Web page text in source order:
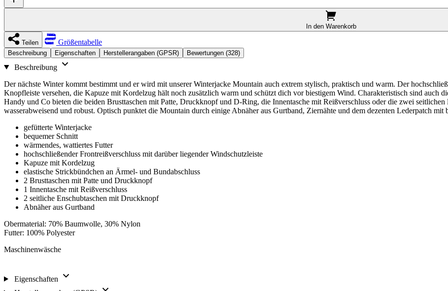
In den Warenkorb
Teilen Größentabelle
Beschreibung Eigenschaften Herstellerangaben (GPSR) Bewertungen (328)
Beschreibung
Der nächste Winter kommt bestimmt und er wird mit unserer Winterjacke Mountain auch extrem stylisch, praktisch und warm. Der
Knopfleiste versehen, die Kapuze mit Kordelzug hält noch zusätzlich warm und schützt dich vor biestigem Wind. Charakteristisch sind auch
Handy und Co bieten die beiden Brusttaschen mit Patte, Druckknopf und D-Ring, die Innentasche mit Reißverschluss oder die zwei
wasserabweisend und robust. Optisch punktet die Mountain durch einige Abnäher aus Gurtband, Ziernähte und dem dezenten Lederpatch
gefütterte Winterjacke
bequemer Schnitt
wärmendes, wattiertes Futter
hochschließender Frontreißverschluss mit darüber liegender Windschutzleiste
Kapuze mit Kordelzug
elastische Strickbündchen an Ärmel- und Bundabschluss
2 Brusttaschen mit Patte und Druckknopf
1 Innentasche mit Reißverschluss
2 seitliche Enschubtaschen mit Druckknopf
Abnäher aus Gurtband
Obermaterial: 70% Baumwolle, 30% Nylon
Futter: 100% Polyester
Maschinenwäsche
Eigenschaften